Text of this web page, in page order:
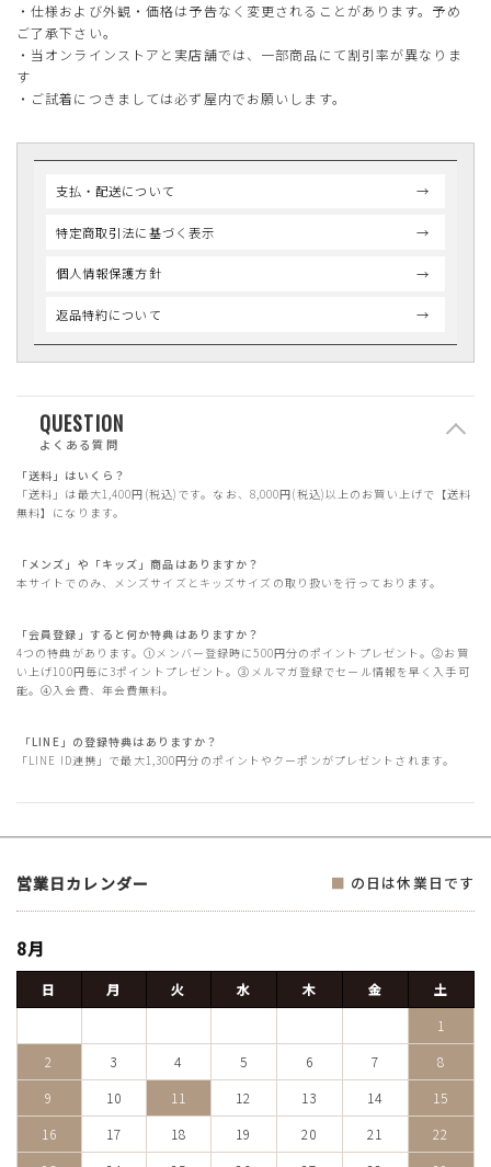
・仕様および外観・価格は予告なく変更されることがあります。予め
ご了承下さい。
・当オンラインストアと実店舗では、一部商品にて割引率が異なりま
す
・ご試着につきましては必ず屋内でお願いします。
支払・配送について
特定商取引法に基づく表示
個人情報保護方針
返品特約について
QUESTION
よくある質問
「送料」はいくら？
「送料」は最大1,400円(税込)です。なお、8,000円(税込)以上のお買い上げで【送料
無料】になります。
「メンズ」や「キッズ」商品はありますか？
本サイトでのみ、メンズサイズとキッズサイズの取り扱いを行っております。
「会員登録」すると何か特典はありますか？
4つの特典があります。①メンバー登録時に500円分のポイントプレゼント。②お買
い上げ100円毎に3ポイントプレゼント。③メルマガ登録でセール情報を早く入手可
能。④入会費、年会費無料。
「LINE」の登録特典はありますか？
「LINE ID連携」で最大1,300円分のポイントやクーポンがプレゼントされます。
営業日カレンダー ■ の日は休業日です
8月
日 月 火 水 木 金
土
1
2
3 4 5 6 7
8
9
10 11 12 13 14
15
16
17 18 19 20 21
22